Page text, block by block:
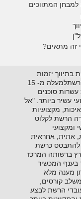
למבחן המתווכים
זה מתאים?
בשנת 1995 ועוסקת בתיווך יזמות
ושיווק נדל"ן על סוגיו השונים. כיום מונה הרשתלמעלה מ- 15
עשרות סוכנים
עשיר ביותר. "אל
מקצועיות
הרשת לקלוט
ומקצועי
אתית, אחראית
להתבסס כרשת
ברשותה המרכז
בענף המכשיר
מענה מלא
קורסים,
הרשת לבצע